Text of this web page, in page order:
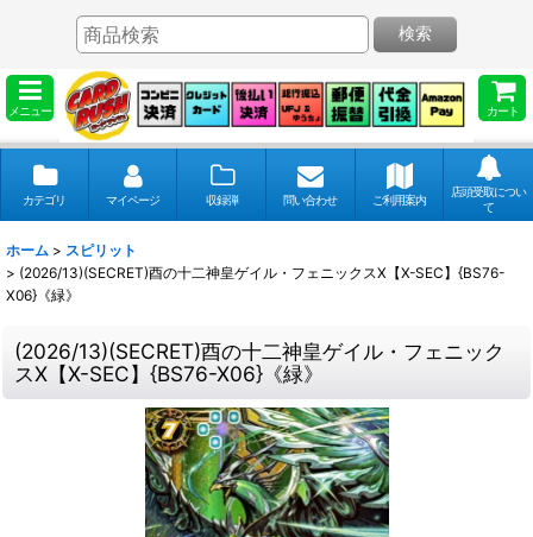
メニュー カート
検索
カテゴリ マイページ 収録弾 問い合わせ ご利用案内
店頭受取につい
て
ホーム > スピリット
> (2026/13)(SECRET)酉の十二神皇ゲイル・フェニックスX【X-SEC】{BS76-
X06}《緑》
(2026/13)(SECRET)酉の十二神皇ゲイル・フェニック
スX【X-SEC】{BS76-X06}《緑》